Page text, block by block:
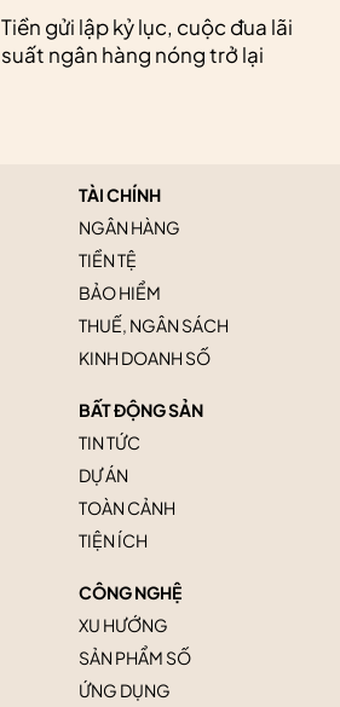
Tiền gửi lập kỷ lục, cuộc đua lãi
suất ngân hàng nóng trở lại
TÀI CHÍNH
NGÂN HÀNG
TIỀN TỆ
BẢO HIỂM
THUẾ, NGÂN SÁCH
KINH DOANH SỐ
BẤT ĐỘNG SẢN
TIN TỨC
DỰ ÁN
TOÀN CẢNH
TIỆN ÍCH
CÔNG NGHỆ
XU HƯỚNG
SẢN PHẨM SỐ
ỨNG DỤNG